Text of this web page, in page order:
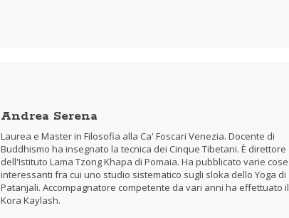
Andrea Serena
Laurea e Master in Filosofia alla Ca' Foscari Venezia. Docente di
Buddhismo ha insegnato la tecnica dei Cinque Tibetani. È direttore
dell'Istituto Lama Tzong Khapa di Pomaia. Ha pubblicato varie cose
interessanti fra cui uno studio sistematico sugli sloka dello Yoga di
Patanjali. Accompagnatore competente da vari anni ha effettuato il
Kora Kaylash.